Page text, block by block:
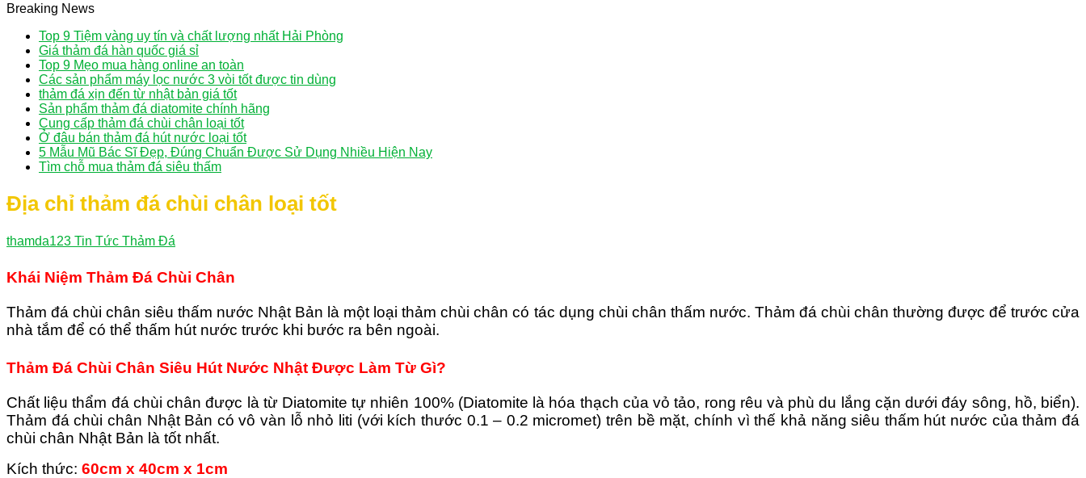
Breaking News
Top 9 Tiệm vàng uy tín và chất lượng nhất Hải Phòng
Giá thảm đá hàn quốc giá sỉ
Top 9 Mẹo mua hàng online an toàn
Các sản phẩm máy lọc nước 3 vòi tốt được tin dùng
thảm đá xịn đến từ nhật bản giá tốt
Sản phẩm thảm đá diatomite chính hãng
Cung cấp thảm đá chùi chân loại tốt
Ở đâu bán thảm đá hút nước loại tốt
5 Mẫu Mũ Bác Sĩ Đẹp, Đúng Chuẩn Được Sử Dụng Nhiều Hiện Nay
Tìm chỗ mua thảm đá siêu thấm
Địa chỉ thảm đá chùi chân loại tốt
thamda123 Tin Tức Thảm Đá
Khái Niệm Thảm Đá Chùi Chân
Thảm đá chùi chân siêu thấm nước Nhật Bản là một loại thảm chùi chân có tác dụng chùi chân thấm nước. Thảm đá chùi chân thường được để trước cửa
nhà tắm để có thể thấm hút nước trước khi bước ra bên ngoài.
Thảm Đá Chùi Chân Siêu Hút Nước Nhật Được Làm Từ Gì?
Chất liệu thẩm đá chùi chân được là từ Diatomite tự nhiên 100% (Diatomite là hóa thạch của vỏ tảo, rong rêu và phù du lắng cặn dưới đáy sông, hồ, biển).
Thảm đá chùi chân Nhật Bản có vô vàn lỗ nhỏ liti (với kích thước 0.1 – 0.2 micromet) trên bề mặt, chính vì thế khả năng siêu thấm hút nước của thảm đá
chùi chân Nhật Bản là tốt nhất.
Kích thức: 60cm x 40cm x 1cm